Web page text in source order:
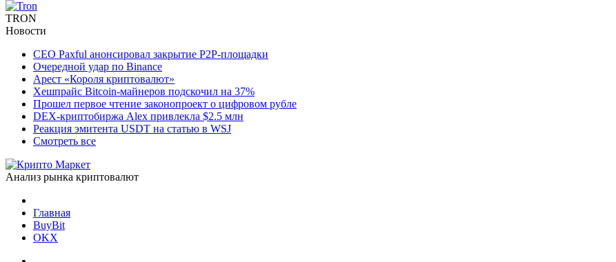
TRON
Новости
CEO Paxful анонсировал закрытие P2P-площадки
Очередной удар по Binance
Арест «Короля криптовалют»
Хешпрайс Bitcoin-майнеров подскочил на 37%
Прошел первое чтение законопроект о цифровом рубле
DEX-криптобиржа Alex привлекла $2.5 млн
Реакция эмитента USDT на статью в WSJ
Смотреть все
Анализ рынка криптовалют
Главная
BuyBit
OKX